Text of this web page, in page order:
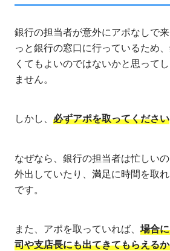
銀行の担当者が意外にアポなしで
っと銀行の窓口に行っているため
くてもよいのではないかと思って
ません。
しかし、 必ずアポを取ってください
なぜなら、銀行の担当者は忙しい
外出していたり、満足に時間を取
です。
また、アポを取っていれば、 場合
司や支店長にも出てきてもらえる